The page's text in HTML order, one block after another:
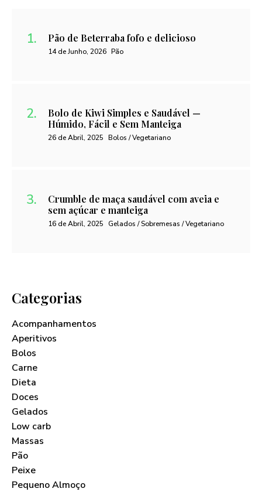
Pão de Beterraba fofo e delicioso
14 de Junho, 2026 Pão
Bolo de Kiwi Simples e Saudável —
Húmido, Fácil e Sem Manteiga
26 de Abril, 2025 Bolos / Vegetariano
Crumble de maça saudável com aveia e
sem açúcar e manteiga
16 de Abril, 2025 Gelados / Sobremesas / Vegetariano
Categorias
Acompanhamentos
Aperitivos
Bolos
Carne
Dieta
Doces
Gelados
Low carb
Massas
Pão
Peixe
Pequeno Almoço